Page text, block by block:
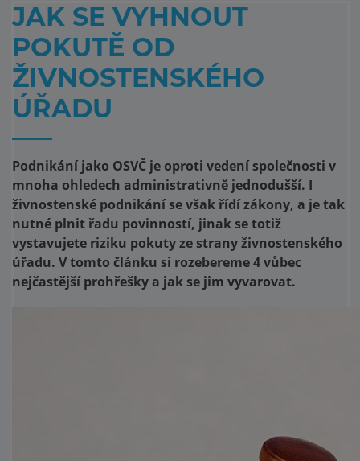
JAK SE VYHNOUT
POKUTĚ OD
ŽIVNOSTENSKÉHO
ÚŘADU
Podnikání jako OSVČ je oproti vedení společnosti v
mnoha ohledech administrativně jednodušší. I
živnostenské podnikání se však řídí zákony, a je tak
nutné plnit řadu povinností, jinak se totiž
vystavujete riziku pokuty ze strany živnostenského
úřadu. V tomto článku si rozebereme 4 vůbec
nejčastější prohřešky a jak se jim vyvarovat.